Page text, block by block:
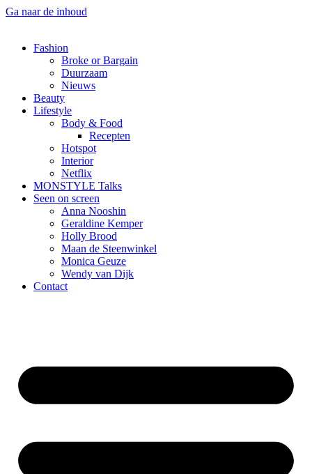
Ga naar de inhoud
Fashion
Broke or Bargain
Duurzaam
Nieuws
Beauty
Lifestyle
Body & Food
Recepten
Hotspot
Interior
Netflix
MONSTYLE Talks
Seen on screen
Anna Nooshin
Geraldine Kemper
Holly Brood
Maan de Steenwinkel
Monica Geuze
Wendy van Dijk
Contact